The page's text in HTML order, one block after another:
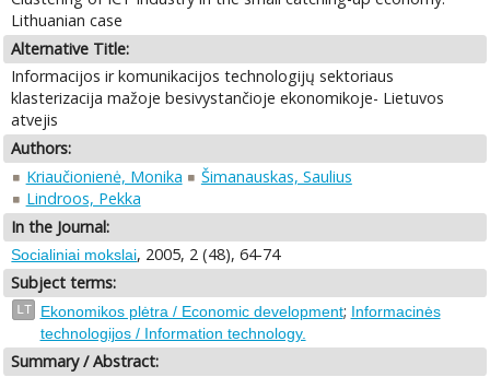
Lithuanian case
Alternative Title:
Informacijos ir komunikacijos technologijų sektoriaus
klasterizacija mažoje besivystančioje ekonomikoje- Lietuvos
atvejis
Authors:
Kriaučionienė, Monika
Šimanauskas, Saulius
Lindroos, Pekka
In the Journal:
Socialiniai mokslai, 2005, 2 (48), 64-74
Subject terms:
LT Ekonomikos plėtra / Economic development; Informacinės
technologijos / Information technology.
Summary / Abstract: